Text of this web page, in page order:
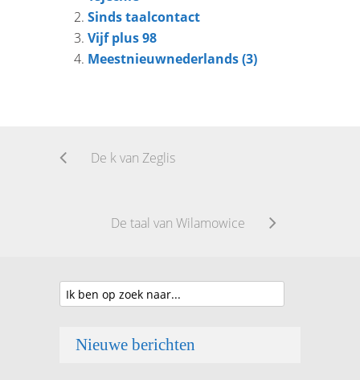
Sinds taalcontact
Vijf plus 98
Meestnieuwnederlands (3)
De k van Zeglis
De taal van Wilamowice
Nieuwe berichten